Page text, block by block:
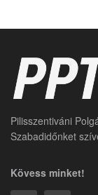
Pilisszentiváni
Szabadidőnket
Kövess minket!